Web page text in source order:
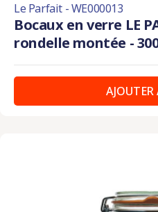
Le Parfait - WE000013
Bocaux en verre LE
rondelle montée -
AJOUTER